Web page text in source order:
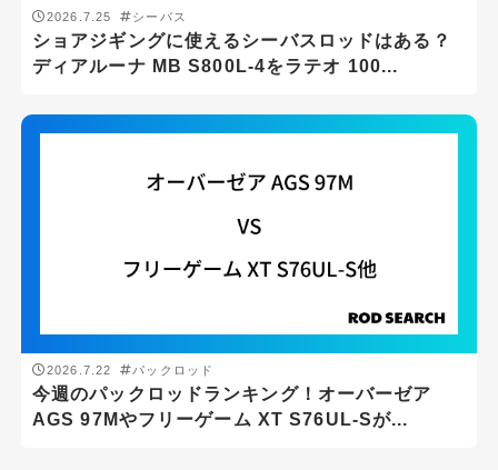
2026.7.25 シーバス
ショアジギングに使えるシーバスロッドはある？
ディアルーナ MB S800L-4をラテオ 100...
2026.7.22 パックロッド
今週のパックロッドランキング！オーバーゼア
AGS 97Mやフリーゲーム XT S76UL-Sが...
1ピースロッド
2ピースロッド
パックロッド
振出・テレスコ
リールタイプ